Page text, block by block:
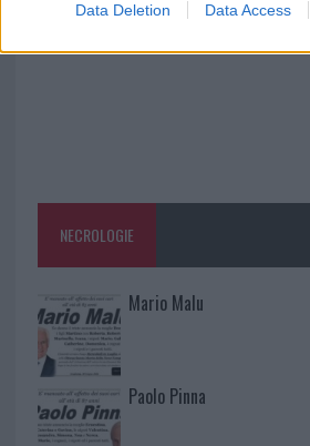
Data Deletion Data Access
NECROLOGIE
Mario Malu
Paolo Pinna